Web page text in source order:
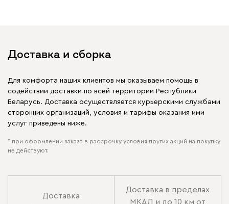
Доставка и сборка
Для комфорта наших клиентов мы оказываем помощь в
содействии доставки по всей территории Республики
Беларусь. Доставка осуществляется курьерскими службами
сторонних организаций, условия и тарифы оказания ими
услуг приведены ниже.
* при оформлении заказа в рассрочку условия других акций на покупку
не действуют.
Доставка
Доставка в пределах
МКАД и до 10 км от